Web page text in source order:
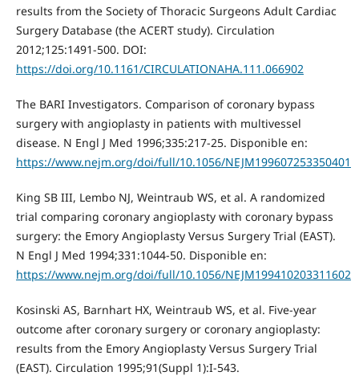
results from the Society of Thoracic Surgeons Adult Cardiac
Surgery Database (the ACERT study). Circulation
2012;125:1491-500. DOI:
https://doi.org/10.1161/CIRCULATIONAHA.111.066902
The BARI Investigators. Comparison of coronary bypass
surgery with angioplasty in patients with multivessel
disease. N Engl J Med 1996;335:217-25. Disponible en:
https://www.nejm.org/doi/full/10.1056/NEJM199607253350401
King SB III, Lembo NJ, Weintraub WS, et al. A randomized
trial comparing coronary angioplasty with coronary bypass
surgery: the Emory Angioplasty Versus Surgery Trial (EAST).
N Engl J Med 1994;331:1044-50. Disponible en:
https://www.nejm.org/doi/full/10.1056/NEJM199410203311602
Kosinski AS, Barnhart HX, Weintraub WS, et al. Five-year
outcome after coronary surgery or coronary angioplasty:
results from the Emory Angioplasty Versus Surgery Trial
(EAST). Circulation 1995;91(Suppl 1):I-543.